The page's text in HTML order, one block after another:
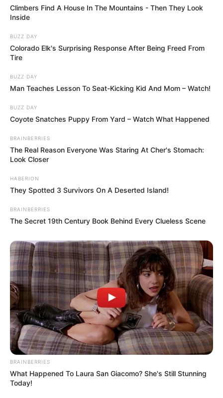
Climbers Find A House In The Mountains - Then They Look
Inside
BUZZ DAY
Colorado Elk's Surprising Response After Being Freed From
Tire
BUZZ DAY
Man Teaches Lesson To Seat-Kicking Kid And Mom – Watch!
BUZZ DAY
Coyote Snatches Puppy From Yard – Watch What Happened
BRAINBERRIES
The Real Reason Everyone Was Staring At Cher's Stomach:
Look Closer
HABERION
They Spotted 3 Survivors On A Deserted Island!
BRAINBERRIES
The Secret 19th Century Book Behind Every Clueless Scene
BRAINBERRIES
What Happened To Laura San Giacomo? She's Still Stunning
Today!